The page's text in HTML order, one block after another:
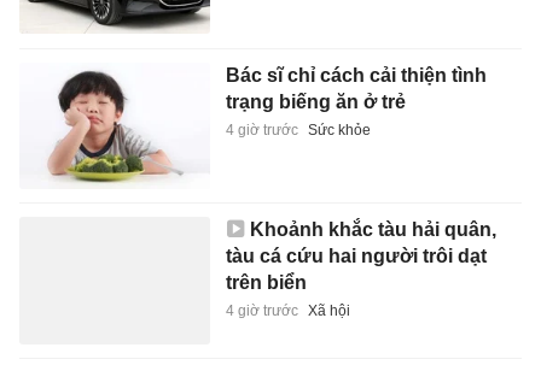
Bác sĩ chỉ cách cải thiện tình
trạng biếng ăn ở trẻ
4 giờ trước Sức khỏe
Khoảnh khắc tàu hải quân,
tàu cá cứu hai người trôi dạt
trên biển
4 giờ trước Xã hội